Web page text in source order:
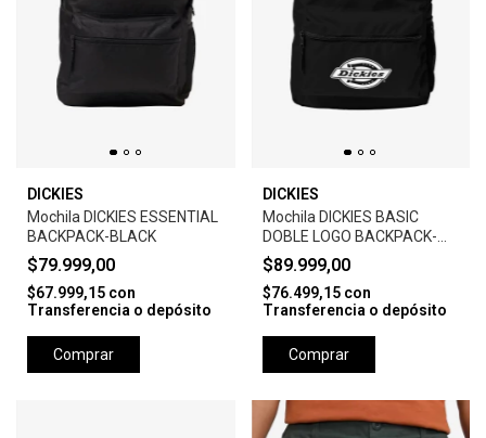
DICKIES
Mochila DICKIES ESSENTIAL
BACKPACK-BLACK
$79.999,00
$67.999,15 con
Transferencia o depósito
Comprar
DICKIES
Mochila DICKIES BASIC
DOBLE LOGO BACKPACK-
BLACK
$89.999,00
$76.499,15 con
Transferencia o depósito
Comprar